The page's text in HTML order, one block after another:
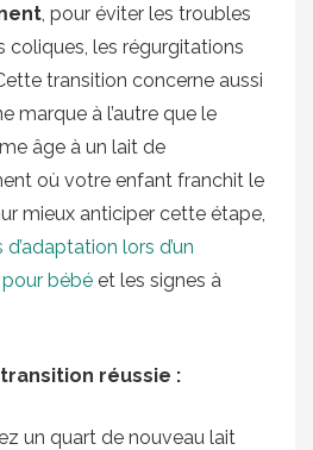
, pour éviter les troubles
les régurgitations
transition concerne aussi
marque à l’autre que le
âge à un lait de
où votre enfant franchit le
mieux anticiper cette étape,
lors d’un
bébé et les signes à
réussie :
un quart de nouveau lait